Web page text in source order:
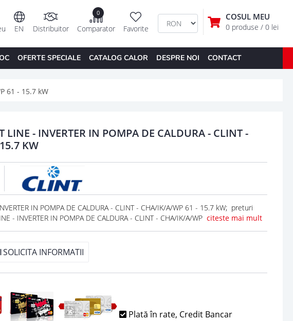
COSUL MEU
0 produse / 0 lei
Favorite
0
Comparator
Distribuitor
EN
OFERTE SPECIALE CATALOG CALOR DESPRE NOI CONTACT
61 - 15.7 kW
LINE - INVERTER IN POMPA DE CALDURA - CLINT -
KW
IN POMPA DE CALDURA - CLINT - CHA/IK/A/WP 61 - 15.7 kW; preturi
- INVERTER IN POMPA DE CALDURA - CLINT - CHA/IK/A/WP citeste mai mult
SOLICITA INFORMATII
Plată în rate, Credit Bancar